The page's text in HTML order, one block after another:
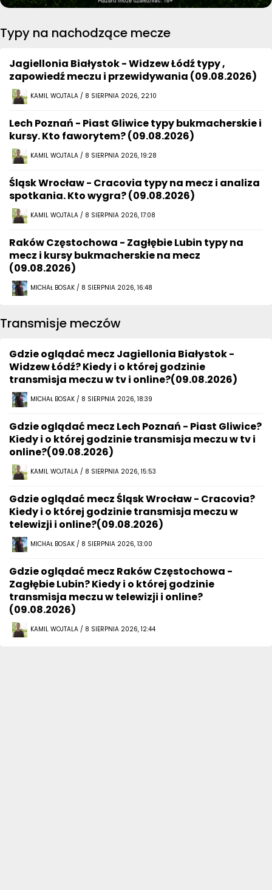
Typy na nachodzące mecze
Jagiellonia Białystok - Widzew Łódź typy ,
zapowiedź meczu i przewidywania (09.08.2026)
KAMIL WOJTALA / 8 SIERPNIA 2026, 22:10
Lech Poznań - Piast Gliwice typy bukmacherskie i
kursy. Kto faworytem? (09.08.2026)
KAMIL WOJTALA / 8 SIERPNIA 2026, 19:28
Śląsk Wrocław - Cracovia typy na mecz i analiza
spotkania. Kto wygra? (09.08.2026)
KAMIL WOJTALA / 8 SIERPNIA 2026, 17:08
Raków Częstochowa - Zagłębie Lubin typy na
mecz i kursy bukmacherskie na mecz
(09.08.2026)
MICHAŁ BOSAK / 8 SIERPNIA 2026, 16:48
Transmisje meczów
Gdzie oglądać mecz Jagiellonia Białystok -
Widzew Łódź? Kiedy i o której godzinie
transmisja meczu w tv i online?(09.08.2026)
MICHAŁ BOSAK / 8 SIERPNIA 2026, 18:39
Gdzie oglądać mecz Lech Poznań - Piast Gliwice?
Kiedy i o której godzinie transmisja meczu w tv i
online?(09.08.2026)
KAMIL WOJTALA / 8 SIERPNIA 2026, 15:53
Gdzie oglądać mecz Śląsk Wrocław - Cracovia?
Kiedy i o której godzinie transmisja meczu w
telewizji i online?(09.08.2026)
MICHAŁ BOSAK / 8 SIERPNIA 2026, 13:00
Gdzie oglądać mecz Raków Częstochowa -
Zagłębie Lubin? Kiedy i o której godzinie
transmisja meczu w telewizji i online?
(09.08.2026)
KAMIL WOJTALA / 8 SIERPNIA 2026, 12:44